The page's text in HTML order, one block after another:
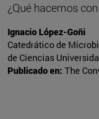
¿Qué hacemos
Ignacio López-Goñi
Catedrático de
de Ciencias
Publicado en: The